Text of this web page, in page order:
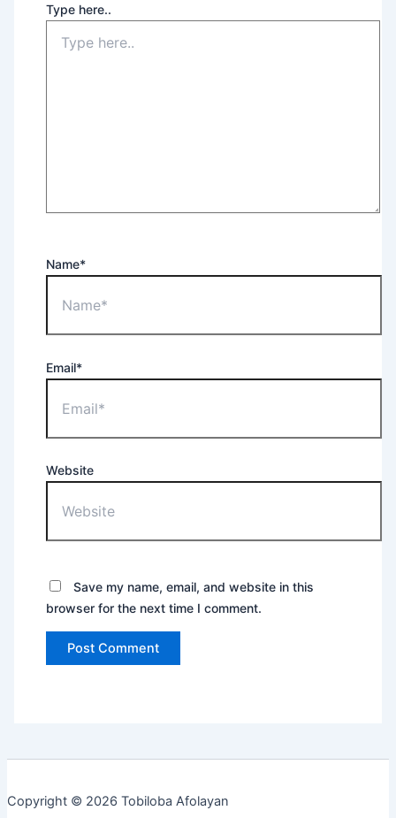
Type here..
Name*
Email*
Website
Save my name, email, and website in this
browser for the next time I comment.
Copyright © 2026 Tobiloba Afolayan